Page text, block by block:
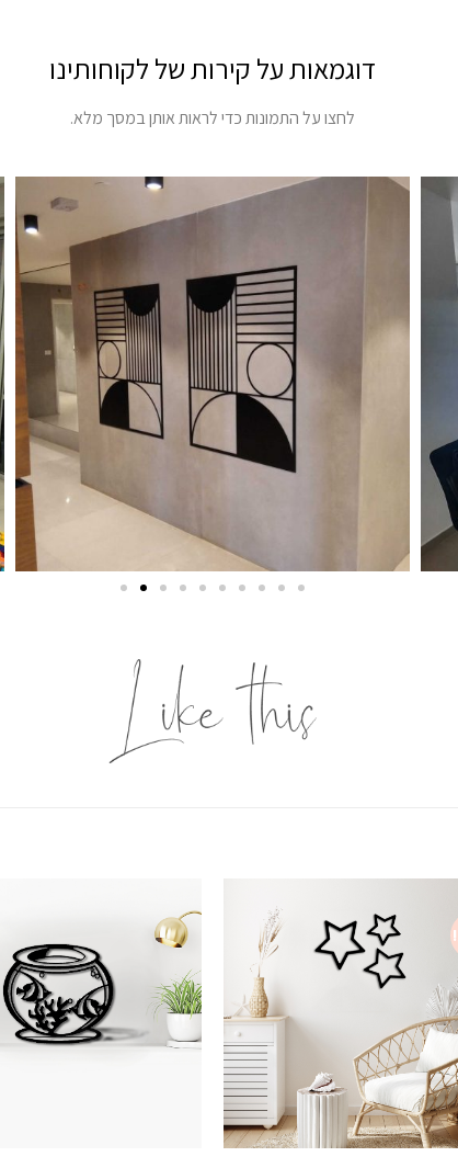
דוגמאות על קירות של לקוחותינו
לחצו על התמונות כדי לראות אותן במסך מלא.
Add to
wishlist